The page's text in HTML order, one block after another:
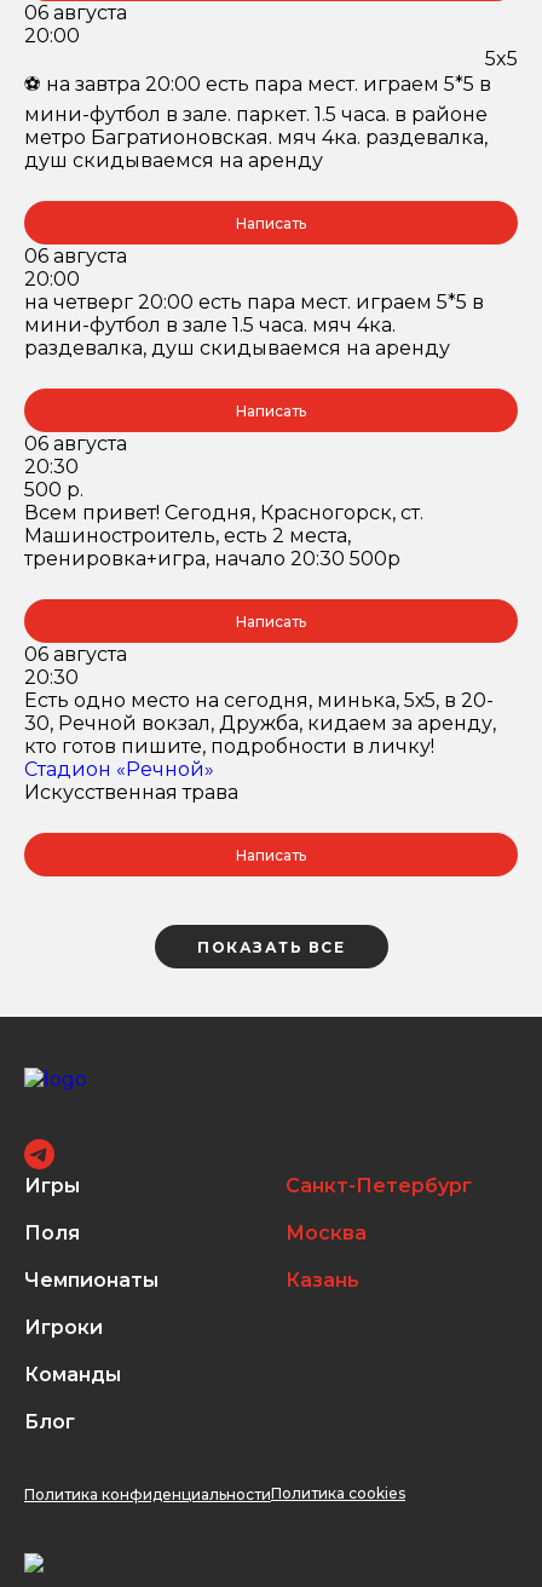
06 августа
20:00
5x5
⚽️ на завтра 20:00 есть пара мест. играем 5*5 в
мини-футбол в зале. паркет. 1.5 часа. в районе
метро Багратионовская. мяч 4ка. раздевалка,
душ скидываемся на аренду
Написать
06 августа
20:00
на четверг 20:00 есть пара мест. играем 5*5 в
мини-футбол в зале 1.5 часа. мяч 4ка.
раздевалка, душ скидываемся на аренду
Написать
06 августа
20:30
500 р.
Всем привет! Сегодня, Красногорск, ст.
Машиностроитель, есть 2 места,
тренировка+игра, начало 20:30 500р
Написать
06 августа
20:30
Есть одно место на сегодня, минька, 5х5, в 20-
30, Речной вокзал, Дружба, кидаем за аренду,
кто готов пишите, подробности в личку!
Стадион «Речной»
Искусственная трава
Написать
ПОКАЗАТЬ ВСЕ
Игры
Поля
Чемпионаты
Игроки
Команды
Блог
Санкт-Петербург
Москва
Казань
Политика конфиденциальностиПолитика cookies